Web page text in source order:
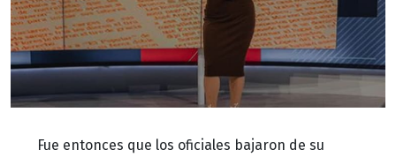
Fue entonces que los oficiales bajaron de su